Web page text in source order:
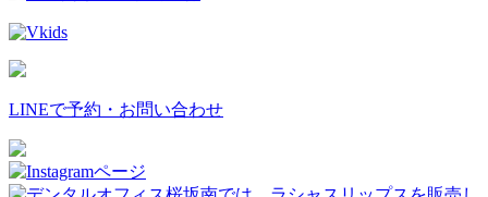
LINEで予約・お問い合わせ